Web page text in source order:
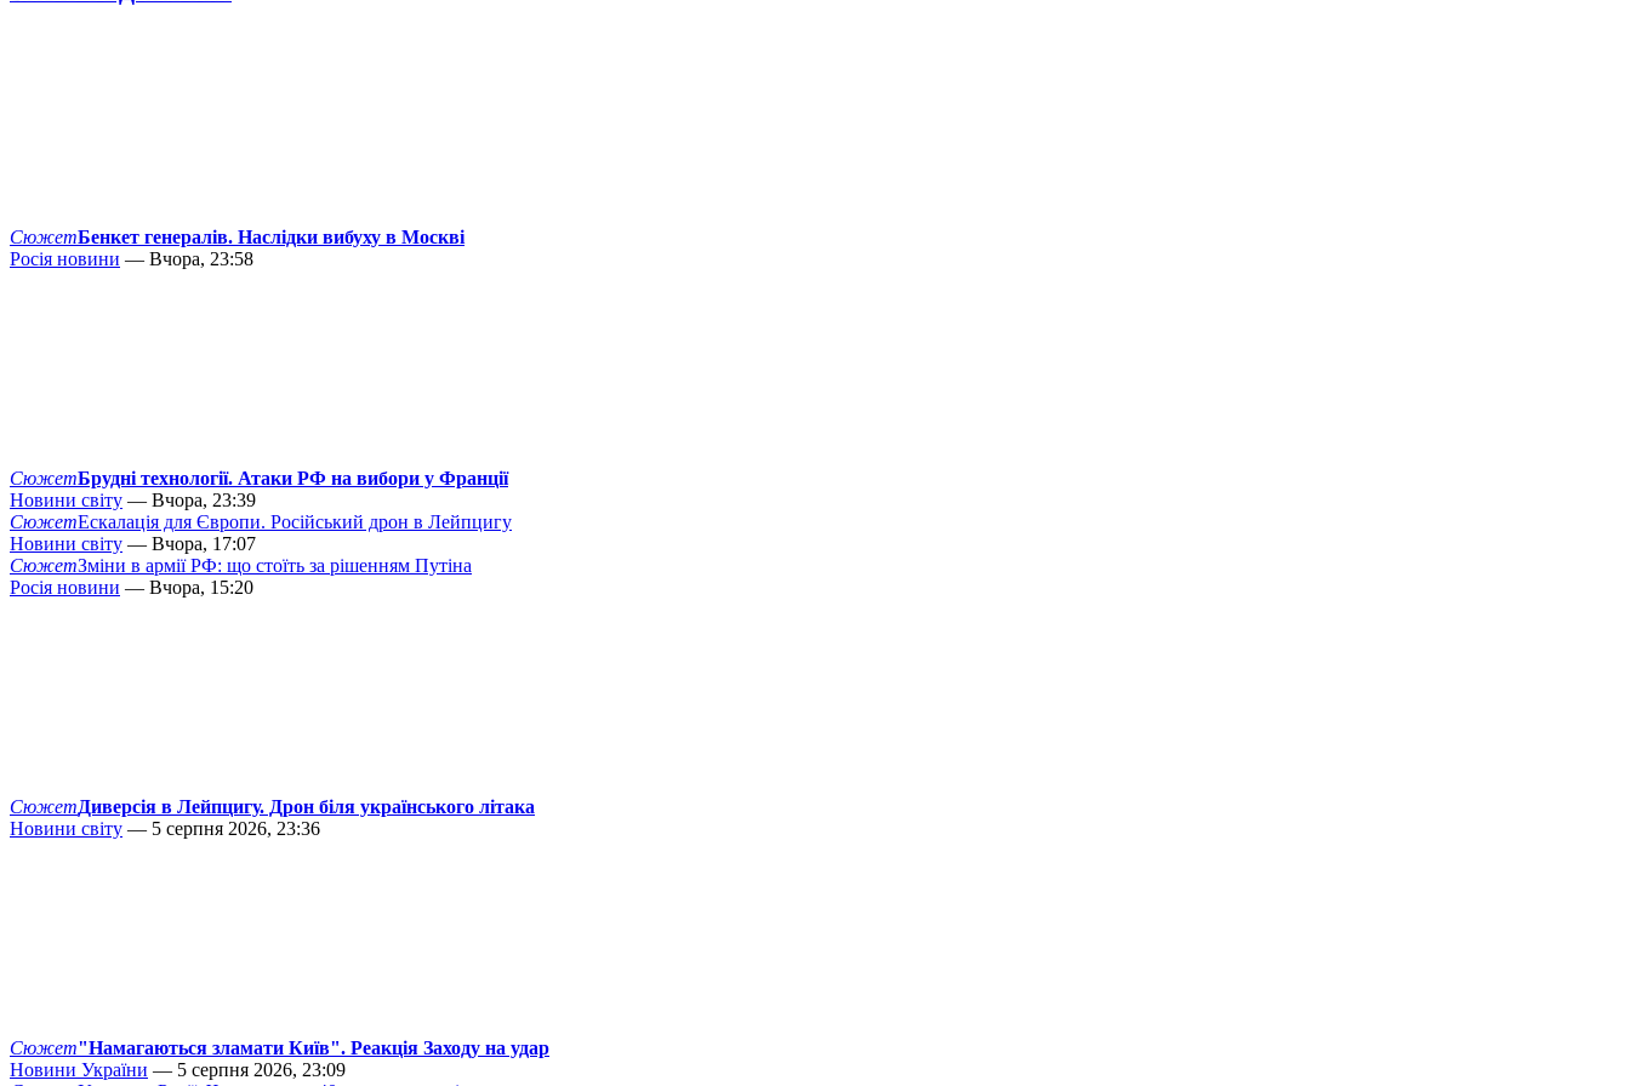
СюжетБенкет генералів. Наслідки вибуху в Москві
Росія новини — Вчора, 23:58
СюжетБрудні технології. Атаки РФ на вибори у Франції
Новини світу — Вчора, 23:39
СюжетЕскалація для Європи. Російський дрон в Лейпцигу
Новини світу — Вчора, 17:07
СюжетЗміни в армії РФ: що стоїть за рішенням Путіна
Росія новини — Вчора, 15:20
СюжетДиверсія в Лейпцигу. Дрон біля українського літака
Новини світу — 5 серпня 2026, 23:36
Сюжет"Намагаються зламати Київ". Реакція Заходу на удар
Новини України — 5 серпня 2026, 23:09